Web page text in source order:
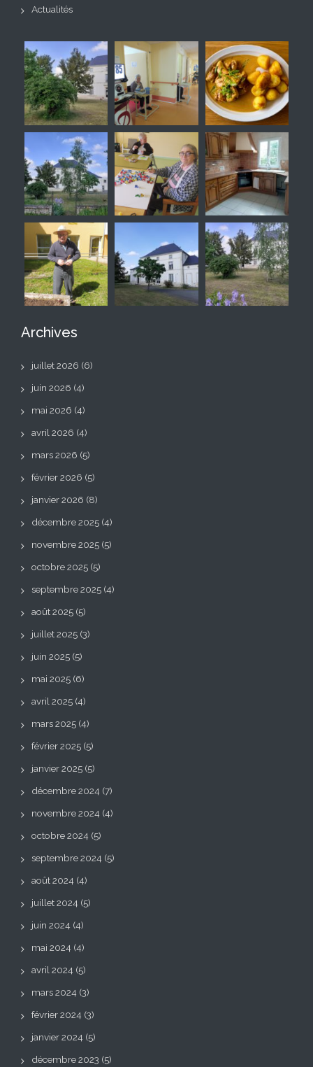
Actualités
Archives
juillet 2026 (6)
juin 2026 (4)
mai 2026 (4)
avril 2026 (4)
mars 2026 (5)
février 2026 (5)
janvier 2026 (8)
décembre 2025 (4)
novembre 2025 (5)
octobre 2025 (5)
septembre 2025 (4)
août 2025 (5)
juillet 2025 (3)
juin 2025 (5)
mai 2025 (6)
avril 2025 (4)
mars 2025 (4)
février 2025 (5)
janvier 2025 (5)
décembre 2024 (7)
novembre 2024 (4)
octobre 2024 (5)
septembre 2024 (5)
août 2024 (4)
juillet 2024 (5)
juin 2024 (4)
mai 2024 (4)
avril 2024 (5)
mars 2024 (3)
février 2024 (3)
janvier 2024 (5)
décembre 2023 (5)